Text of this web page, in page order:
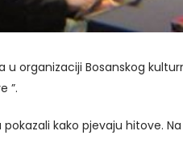
Bosanskog
”.
kako pjevaju hitove.